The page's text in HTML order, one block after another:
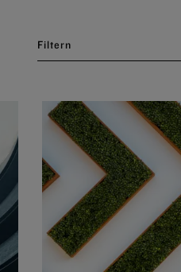
Filtern